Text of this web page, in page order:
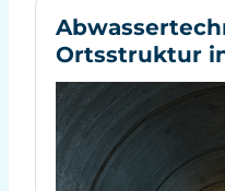
Ortsstruktur